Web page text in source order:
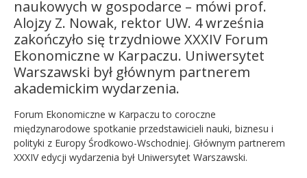
naukowych w gospodarce – mówi prof.
Alojzy Z. Nowak, rektor UW. 4 września
zakończyło się trzydniowe XXXIV Forum
Ekonomiczne w Karpaczu. Uniwersytet
Warszawski był głównym partnerem
akademickim wydarzenia.
Forum Ekonomiczne w Karpaczu to coroczne
międzynarodowe spotkanie przedstawicieli nauki, biznesu i
polityki z Europy Środkowo-Wschodniej. Głównym partnerem
XXXIV edycji wydarzenia był Uniwersytet Warszawski.